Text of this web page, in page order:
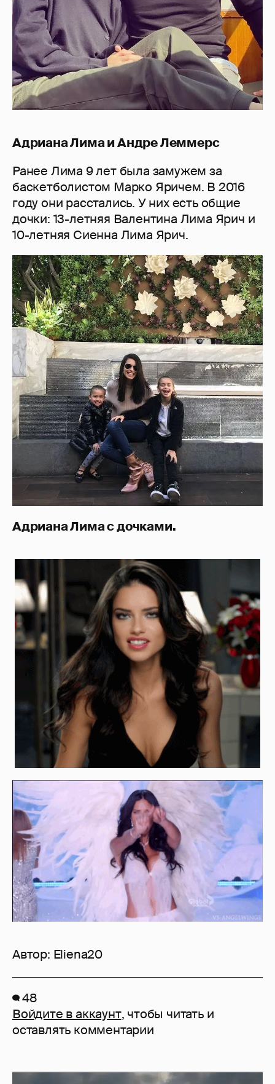
Адриана Лима и Андре Леммерс
Ранее Лима 9 лет была замужем за
баскетболистом Марко Яричем. В 2016
году они расстались. У них есть общие
дочки: 13-летняя Валентина Лима Ярич и
10-летняя Сиенна Лима Ярич.
Адриана Лима с дочками.
Автор: Eliena20
48
Войдите в аккаунт, чтобы читать и
оставлять комментарии